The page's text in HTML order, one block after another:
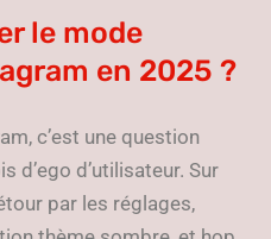
le mode
en 2025 ?
c’est une question
d’ego d’utilisateur. Sur
par les réglages,